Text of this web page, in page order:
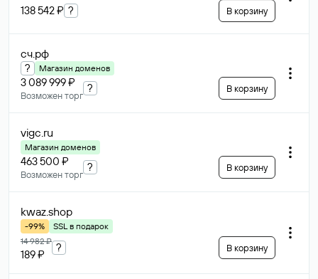
138 542 ₽ ? В корзину
сч.рф
? Магазин доменов
3 089 999 ₽
Возможен торг
? В корзину
vigc.ru
Магазин доменов
463 500 ₽
Возможен торг
? В корзину
kwaz.shop
-99%
SSL в подарок
14 982 ₽
189 ₽
? В корзину